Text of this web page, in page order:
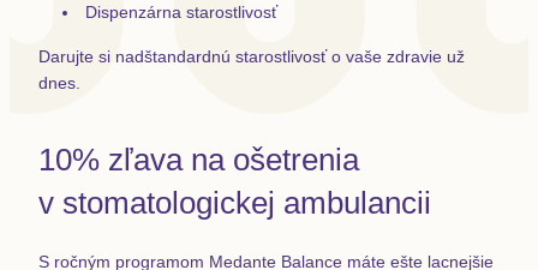
Dispenzárna starostlivosť
Darujte si nadštandardnú starostlivosť o vaše zdravie už
dnes.
10% zľava na ošetrenia
v stomatologickej ambulancii
S ročným programom Medante Balance máte ešte lacnejšie